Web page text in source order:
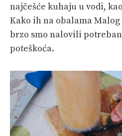
najčešće kuhaju u vodi,
Kako ih na obalama
brzo smo nalovili
poteškoća.